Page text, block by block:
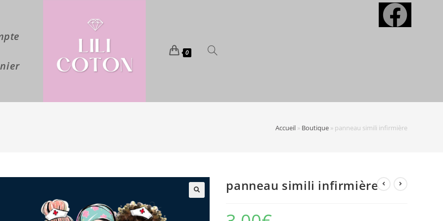
0
Accueil » Boutique » panneau simili infirmière
panneau simili infirmière